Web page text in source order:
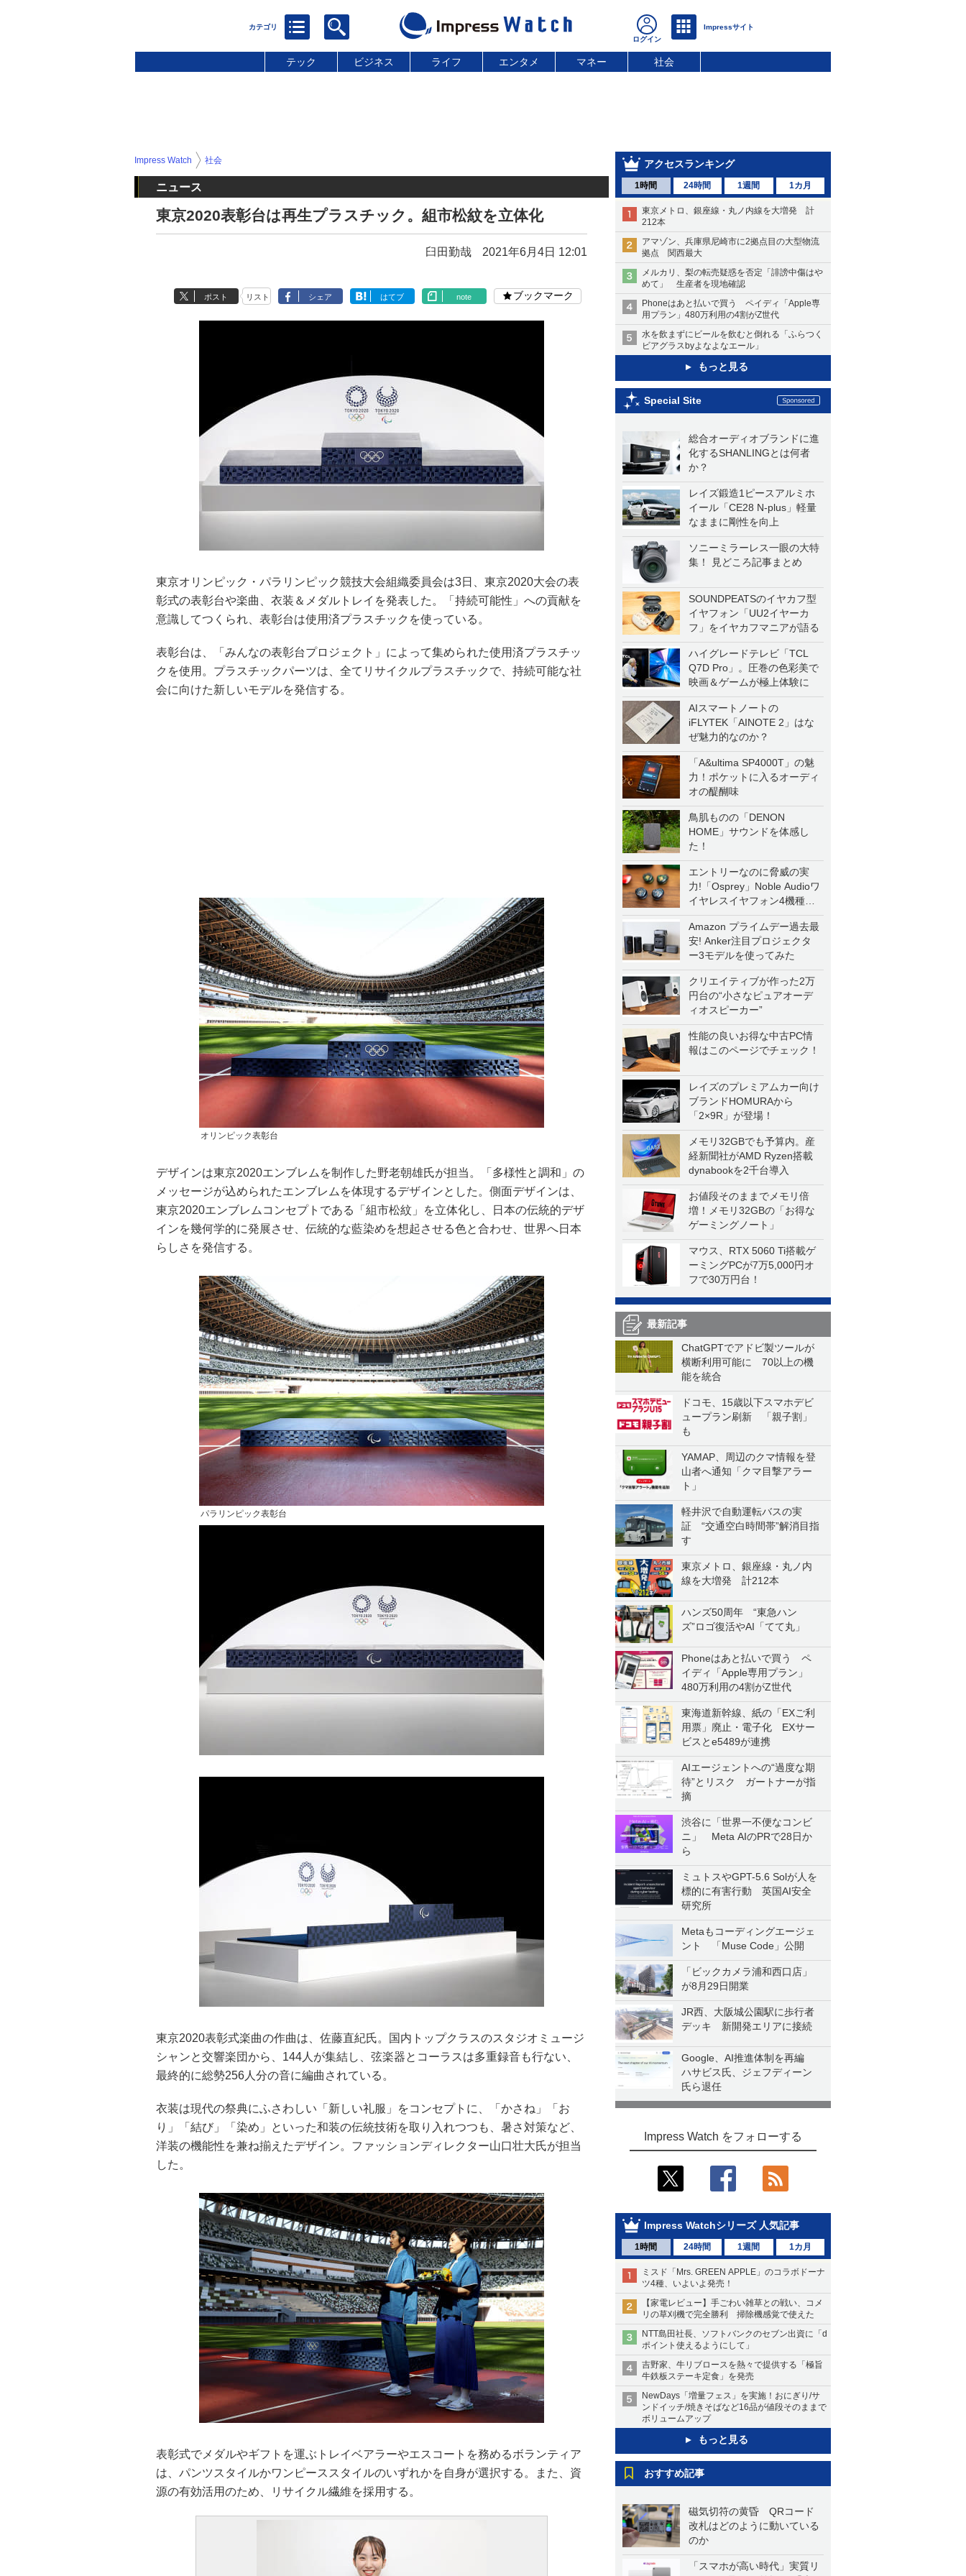
テック ビジネス ライフ エンタメ マネー 社会
アクセスランキング
1時間 24時間 1週間 1カ月
東京メトロ、銀座線・丸ノ内線を大増発 計
212本
アマゾン、兵庫県尼崎市に2拠点目の大型物流
拠点 関西最大
メルカリ、梨の転売疑惑を否定「誹謗中傷はや
めて」 生産者を現地確認
Phoneはあと払いで買う ペイディ「Apple専
用プラン」480万利用の4割がZ世代
水を飲まずにビールを飲むと倒れる「ふらつく
ビアグラスbyよなよなエール」
もっと見る
Special Site
総合オーディオブランドに進
化するSHANLINGとは何者
か？
レイズ鍛造1ピースアルミホ
イール「CE28 N-plus」軽量
なままに剛性を向上
ソニーミラーレス一眼の大特
集！ 見どころ記事まとめ
SOUNDPEATSのイヤカフ型
イヤフォン「UU2イヤーカ
フ」をイヤカフマニアが語る
ハイグレードテレビ「TCL
Q7D Pro」。圧巻の色彩美で
映画＆ゲームが極上体験に
AIスマートノートの
iFLYTEK「AINOTE 2」はな
ぜ魅力的なのか？
「A&ultima SP4000T」の魅
力！ポケットに入るオーディ
オの醍醐味
鳥肌ものの「DENON
HOME」サウンドを体感し
た！
エントリーなのに脅威の実
力!「Osprey」Noble Audioワ
イヤレスイヤフォン4機種を
一気に聴く
Amazon プライムデー過去最
安! Anker注目プロジェクタ
ー3モデルを使ってみた
クリエイティブが作った2万
円台の“小さなピュアオーデ
ィオスピーカー”
性能の良いお得な中古PC情
報はこのページでチェック！
レイズのプレミアムカー向け
ブランドHOMURAから
「2×9R」が登場！
メモリ32GBでも予算内。産
経新聞社がAMD Ryzen搭載
dynabookを2千台導入
お値段そのままでメモリ倍
増！メモリ32GBの「お得な
ゲーミングノート」
マウス、RTX 5060 Ti搭載ゲ
ーミングPCが7万5,000円オ
フで30万円台！
最新記事
ChatGPTでアドビ製ツールが
横断利用可能に 70以上の機
能を統合
ドコモ、15歳以下スマホデビ
ュープラン刷新 「親子割」
も
YAMAP、周辺のクマ情報を登
山者へ通知「クマ目撃アラー
ト」
軽井沢で自動運転バスの実
証 “交通空白時間帯”解消目指
す
東京メトロ、銀座線・丸ノ内
線を大増発 計212本
ハンズ50周年 “東急ハン
ズ”ロゴ復活やAI「てて丸」
Phoneはあと払いで買う ペ
イディ「Apple専用プラン」
480万利用の4割がZ世代
東海道新幹線、紙の「EXご利
用票」廃止・電子化 EXサー
ビスとe5489が連携
AIエージェントへの“過度な期
待”とリスク ガートナーが指
摘
渋谷に「世界一不便なコンビ
ニ」 Meta AIのPRで28日か
ら
ミュトスやGPT-5.6 Solが人を
標的に有害行動 英国AI安全
研究所
Metaもコーディングエージェ
ント 「Muse Code」公開
「ビックカメラ浦和西口店」
が8月29日開業
JR西、大阪城公園駅に歩行者
デッキ 新開発エリアに接続
Google、AI推進体制を再編
ハサビス氏、ジェフディーン
氏ら退任
Impress Watch をフォローする
Impress Watchシリーズ 人気記事
1時間 24時間 1週間 1カ月
ミスド「Mrs. GREEN APPLE」のコラボドーナ
ツ4種、いよいよ発売！
【家電レビュー】手ごわい雑草との戦い、コメ
リの草刈機で完全勝利 掃除機感覚で使えた
NTT島田社長、ソフトバンクのセブン出資に「d
ポイント使えるようにして」
吉野家、牛リブロースを熱々で提供する「極旨
牛鉄板ステーキ定食」を発売
NewDays「増量フェス」を実施！おにぎり/サ
ンドイッチ/焼きそばなど16品が値段そのままで
ボリュームアップ
もっと見る
おすすめ記事
磁気切符の黄昏 QRコード
改札はどのように動いている
のか
「スマホが高い時代」実質リ
Impress Watch 社会
ニュース
東京2020表彰台は再生プラスチック。組市松紋を立体化
臼田勤哉 2021年6月4日 12:01
ポスト リスト シェア はてブ note ブックマーク
東京オリンピック・パラリンピック競技大会組織委員会は3日、東京2020大会の表
彰式の表彰台や楽曲、衣装＆メダルトレイを発表した。「持続可能性」への貢献を
意識してつくられ、表彰台は使用済プラスチックを使っている。
表彰台は、「みんなの表彰台プロジェクト」によって集められた使用済プラスチッ
クを使用。プラスチックパーツは、全てリサイクルプラスチックで、持続可能な社
会に向けた新しいモデルを発信する。
オリンピック表彰台
デザインは東京2020エンブレムを制作した野老朝雄氏が担当。「多様性と調和」の
メッセージが込められたエンブレムを体現するデザインとした。側面デザインは、
東京2020エンブレムコンセプトである「組市松紋」を立体化し、日本の伝統的デザ
インを幾何学的に発展させ、伝統的な藍染めを想起させる色と合わせ、世界へ日本
らしさを発信する。
パラリンピック表彰台
東京2020表彰式楽曲の作曲は、佐藤直紀氏。国内トップクラスのスタジオミュージ
シャンと交響楽団から、144人が集結し、弦楽器とコーラスは多重録音も行ない、
最終的に総勢256人分の音に編曲されている。
衣装は現代の祭典にふさわしい「新しい礼服」をコンセプトに、「かさね」「お
り」「結び」「染め」といった和装の伝統技術を取り入れつつも、暑さ対策など、
洋装の機能性を兼ね揃えたデザイン。ファッションディレクター山口壮大氏が担当
した。
表彰式でメダルやギフトを運ぶトレイベアラーやエスコートを務めるボランティア
は、パンツスタイルかワンピーススタイルのいずれかを自身が選択する。また、資
源の有効活用のため、リサイクル繊維を採用する。